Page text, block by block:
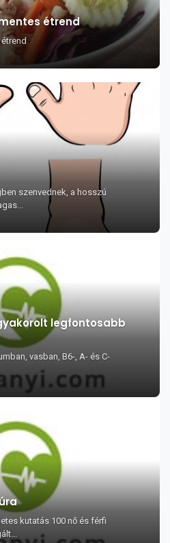
étrend
szenvednek, a hosszú
legfontosabb
vasban, B6-, A- és C-
kutatás 100 nő és férfi